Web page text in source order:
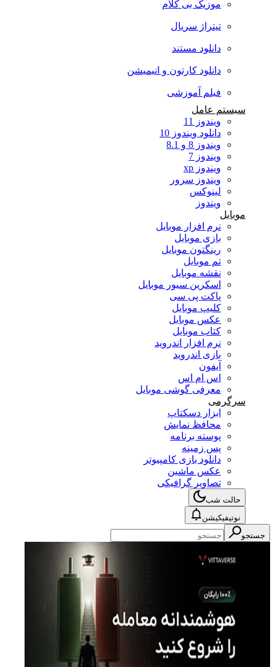
موزیک بی کلام
تیتراژ سریال
دانلود مستند
دانلود کارتون و انیمیشن
فیلم آموزشی
سیستم عامل
ویندوز 11
دانلود ویندوز 10
ویندوز 8 و 8.1
ویندوز 7
ویندوز xp
ویندوز سرور
لینوکس
ویندوز
موبایل
نرم افزار موبایل
بازی موبایل
رینگتون موبایل
تم موبایل
نقشه موبایل
اسکرین سیور موبایل
پاکت پی سی
کلیپ موبایل
عکس موبایل
کتاب موبایل
نرم افزار اندروید
بازی اندروید
آیفون
اس ام اس
معرفی گوشی موبایل
سرگرمی
ابزار دسکتاپ
محافظ نمایش
پوسته برنامه
پس زمینه
دانلود بازی کامپیوتر
عکس ماشین
تصاویر گرافیکی
حالت شب
نوتیفیکیشن
جستجو